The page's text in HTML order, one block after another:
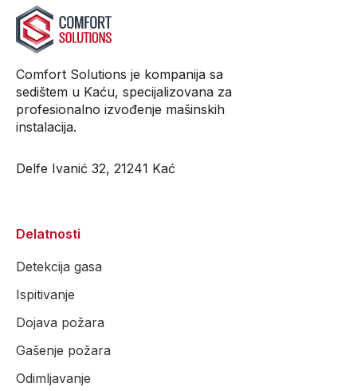
Comfort Solutions je kompanija sa
sedištem u Kaću, specijalizovana za
profesionalno izvođenje mašinskih
instalacija.
Delfe Ivanić 32, 21241 Kać
Delatnosti
Detekcija gasa
Ispitivanje
Dojava požara
Gašenje požara
Odimljavanje